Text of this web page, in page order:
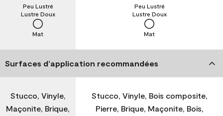
Mat
Lustre Doux
Peu Lustré
Mat
Lustre Doux
Peu Lustré
Surfaces d’application recommandées
Stucco, Vinyle,
Maçonite, Brique,
Stucco, Vinyle, Bois composite,
Pierre, Brique, Maçonite, Bois,